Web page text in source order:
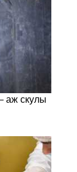
аж скулы